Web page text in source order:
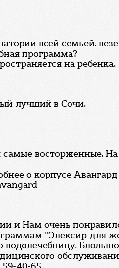
всей семьей.
программа?
на ребенка.
лучший в Сочи.
восторженные.
о корпусе
и Нам очень
"Элексир для